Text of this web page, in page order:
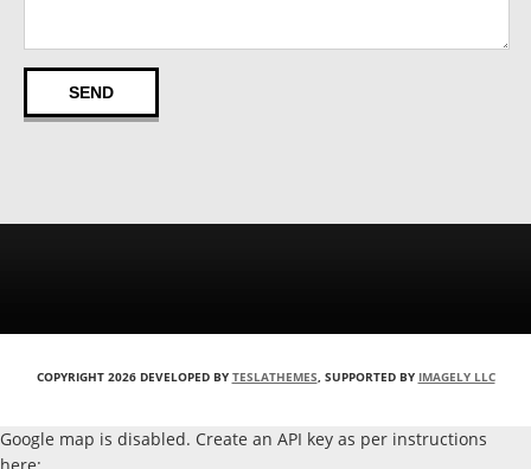
COPYRIGHT 2026 DEVELOPED BY TESLATHEMES , SUPPORTED BY IMAGELY LLC
Google map is disabled. Create an API key as per instructions